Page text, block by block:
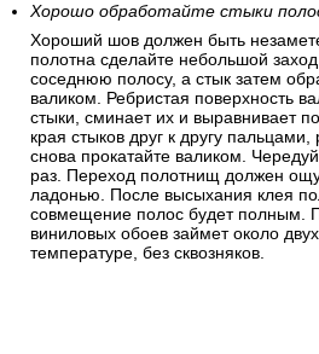
Хорошо обработайте стыки
Хороший шов должен быть
полотна сделайте небольшой
соседнюю полосу, а стык затем
валиком. Ребристая поверхность
стыки, сминает их и выравнивает
края стыков друг к другу
снова прокатайте валиком.
раз. Переход полотнищ должен
ладонью. После высыхания клея
совмещение полос будет полным.
виниловых обоев займет около
температуре, без сквозняков.